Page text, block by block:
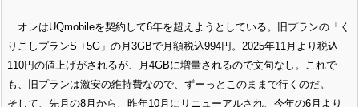
オレはUQmobileを契約して6年を超えようとしている。旧プランの「く
りこしプランS +5G」の月3GBで月額税込994円。2025年11月より税込
110円の値上げがされるが、月4GBに増量されるので文句なし。これで
も、旧プランは激安の維持費なので、ずーっとこのままで行くのだ。
そして、先月の8月から、昨年10月にリニューアルされ、今年の6月より